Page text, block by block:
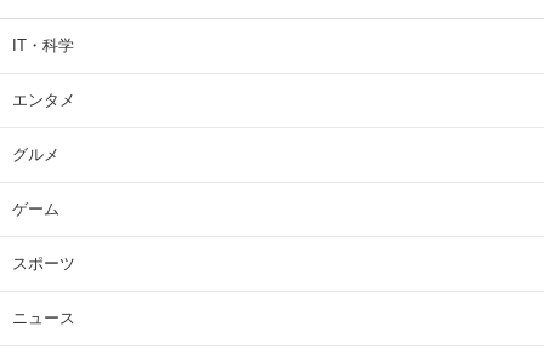
IT・科学
エンタメ
グルメ
ゲーム
スポーツ
ニュース